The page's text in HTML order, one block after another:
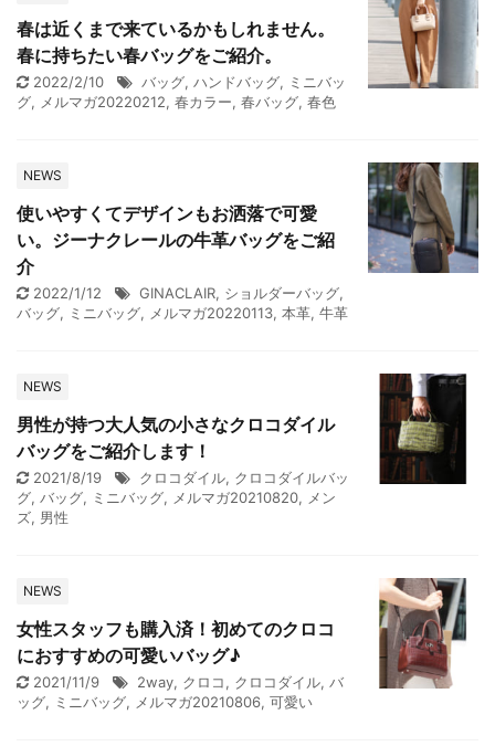
春は近くまで来ているかもしれません。
春に持ちたい春バッグをご紹介。
2022/2/10 バッグ, ハンドバッグ, ミニバッ
グ, メルマガ20220212, 春カラー, 春バッグ, 春色
NEWS
使いやすくてデザインもお洒落で可愛
い。ジーナクレールの牛革バッグをご紹
介
2022/1/12 GINACLAIR, ショルダーバッグ,
バッグ, ミニバッグ, メルマガ20220113, 本革, 牛革
NEWS
男性が持つ大人気の小さなクロコダイル
バッグをご紹介します！
2021/8/19 クロコダイル, クロコダイルバッ
グ, バッグ, ミニバッグ, メルマガ20210820, メン
ズ, 男性
NEWS
女性スタッフも購入済！初めてのクロコ
におすすめの可愛いバッグ♪
2021/11/9 2way, クロコ, クロコダイル, バ
ッグ, ミニバッグ, メルマガ20210806, 可愛い